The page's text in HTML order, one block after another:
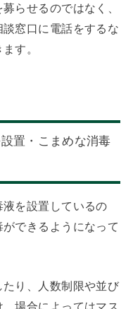
らせるのではなく、
窓口に電話をするな
す。
置・こまめな消毒
を設置しているの
できるようになって
り、人数制限や並び
場合によってはマス